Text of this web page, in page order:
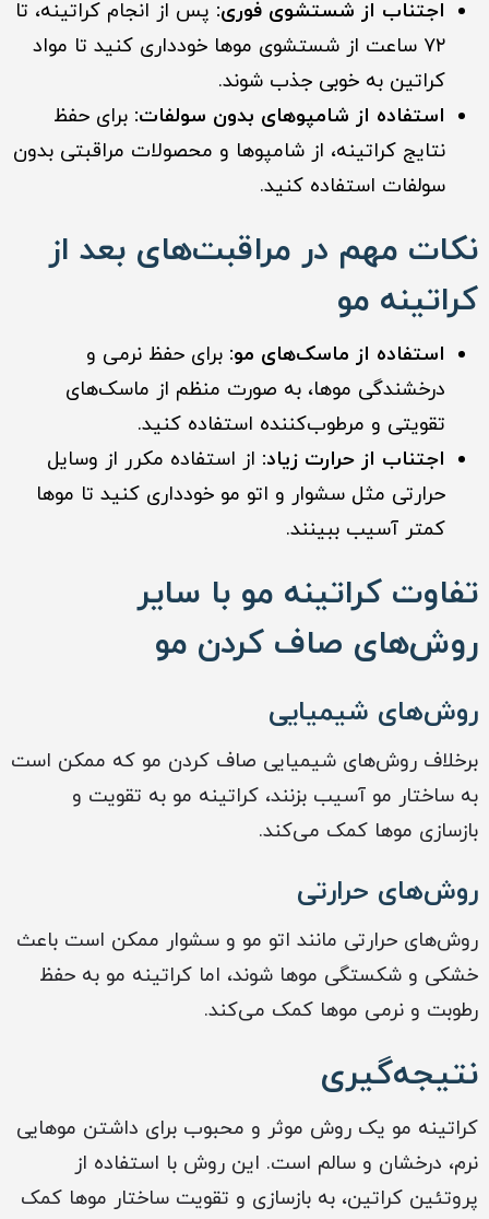
اجتناب از شستشوی فوری: پس از انجام کراتینه، تا
۷۲ ساعت از شستشوی موها خودداری کنید تا مواد
کراتین به خوبی جذب شوند.
استفاده از شامپوهای بدون سولفات: برای حفظ
نتایج کراتینه، از شامپوها و محصولات مراقبتی بدون
سولفات استفاده کنید.
نکات مهم در مراقبت‌های بعد از
کراتینه مو
استفاده از ماسک‌های مو: برای حفظ نرمی و
درخشندگی موها، به صورت منظم از ماسک‌های
تقویتی و مرطوب‌کننده استفاده کنید.
اجتناب از حرارت زیاد: از استفاده مکرر از وسایل
حرارتی مثل سشوار و اتو مو خودداری کنید تا موها
کمتر آسیب ببینند.
تفاوت کراتینه مو با سایر
روش‌های صاف کردن مو
روش‌های شیمیایی
برخلاف روش‌های شیمیایی صاف کردن مو که ممکن است
به ساختار مو آسیب بزنند، کراتینه مو به تقویت و
بازسازی موها کمک می‌کند.
روش‌های حرارتی
روش‌های حرارتی مانند اتو مو و سشوار ممکن است باعث
خشکی و شکستگی موها شوند، اما کراتینه مو به حفظ
رطوبت و نرمی موها کمک می‌کند.
نتیجه‌گیری
کراتینه مو یک روش موثر و محبوب برای داشتن موهایی
نرم، درخشان و سالم است. این روش با استفاده از
پروتئین کراتین، به بازسازی و تقویت ساختار موها کمک